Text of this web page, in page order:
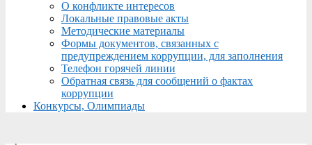
О конфликте интересов
Локальные правовые акты
Методические материалы
Формы документов, связанных с
предупреждением коррупции, для заполнения
Телефон горячей линии
Обратная связь для сообщений о фактах
коррупции
Конкурсы, Олимпиады